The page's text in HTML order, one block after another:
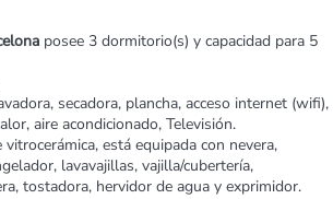
posee 3 dormitorio(s) y capacidad para 5
secadora, plancha, acceso internet (wifi),
aire acondicionado, Televisión.
vitrocerámica, está equipada con nevera,
lavavajillas, vajilla/cubertería,
tostadora, hervidor de agua y exprimidor.